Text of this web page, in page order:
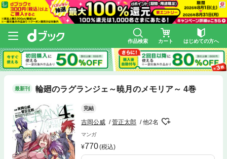
作品検索 カート はじめての方へ
最新刊 輪廻のラグランジェ～暁月のメモリア～ 4巻
完結
吉岡公威 菅正太郎 他2名
マンガ
770(税込)